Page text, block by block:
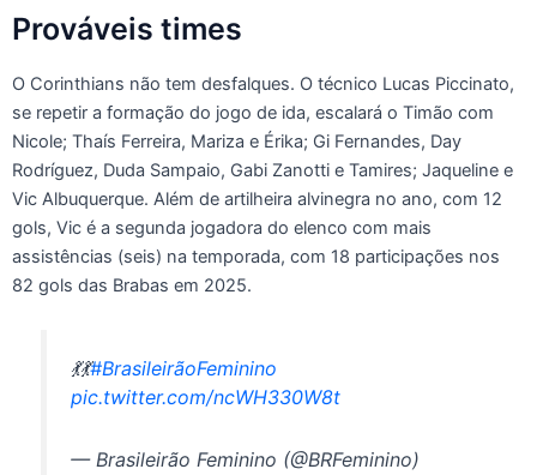
Prováveis times
O Corinthians não tem desfalques. O técnico Lucas Piccinato,
se repetir a formação do jogo de ida, escalará o Timão com
Nicole; Thaís Ferreira, Mariza e Érika; Gi Fernandes, Day
Rodríguez, Duda Sampaio, Gabi Zanotti e Tamires; Jaqueline e
Vic Albuquerque. Além de artilheira alvinegra no ano, com 12
gols, Vic é a segunda jogadora do elenco com mais
assistências (seis) na temporada, com 18 participações nos
82 gols das Brabas em 2025.
💃💃#BrasileirãoFeminino
pic.twitter.com/ncWH330W8t
— Brasileirão Feminino (@BRFeminino)